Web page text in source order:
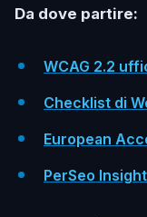
Da dove partire:
WCAG 2.2
Checklist di
European
PerSeo